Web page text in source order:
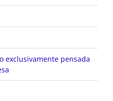
exclusivamente pensada